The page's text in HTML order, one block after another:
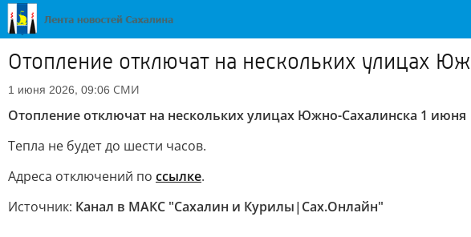
Отопление отключат на нескольких улицах
1 июня 2026, 09:06 СМИ
Отопление отключат на нескольких улицах Южно-Сахалинска 1 июня
Тепла не будет до шести часов.
Адреса отключений по ссылке.
Источник: Канал в МАКС "Сахалин и Курилы|Сах.Онлайн"